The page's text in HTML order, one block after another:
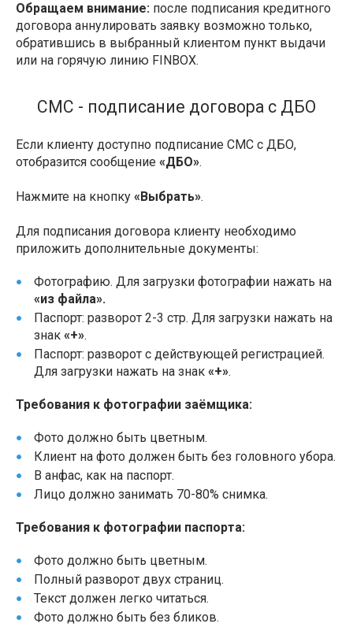
Обращаем внимание: после подписания кредитного
договора аннулировать заявку возможно только,
обратившись в выбранный клиентом пункт выдачи
или на горячую линию FINBOX.
СМС - подписание договора с ДБО
Если клиенту доступно подписание СМС с ДБО,
отобразится сообщение «ДБО».
Нажмите на кнопку «Выбрать».
Для подписания договора клиенту необходимо
приложить дополнительные документы:
Фотографию. Для загрузки фотографии нажать на
«из файла».
Паспорт: разворот 2-3 стр. Для загрузки нажать на
знак «+».
Паспорт: разворот с действующей регистрацией.
Для загрузки нажать на знак «+».
Требования к фотографии заёмщика:
Фото должно быть цветным.
Клиент на фото должен быть без головного убора.
В анфас, как на паспорт.
Лицо должно занимать 70-80% снимка.
Требования к фотографии паспорта:
Фото должно быть цветным.
Полный разворот двух страниц.
Текст должен легко читаться.
Фото должно быть без бликов.